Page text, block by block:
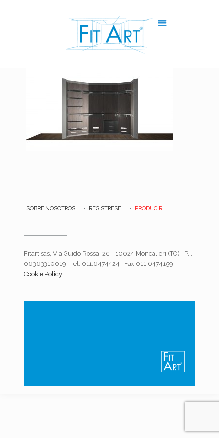
SOBRE NOSOTROS REGISTRESE PRODUCIR
Fitart sas, Via Guido Rossa, 20 - 10024 Moncalieri (TO) | P.I.
06363310019 | Tel. 011.6474424 | Fax 011.6474159
Cookie Policy